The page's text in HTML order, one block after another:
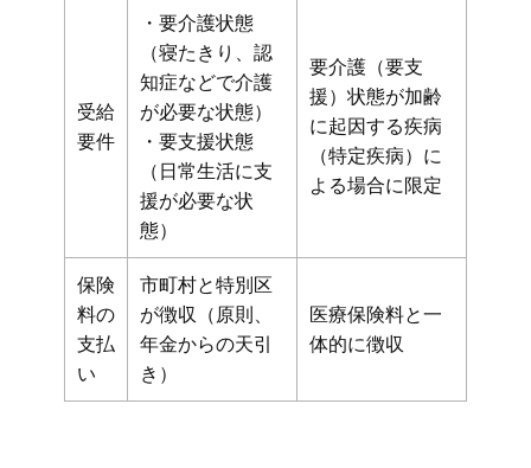
受給
要件
・要介護状態
（寝たきり、認
知症などで介護
が必要な状態）
・要支援状態
（日常生活に支
援が必要な状
態）
要介護（要支
援）状態が加齢
に起因する疾病
（特定疾病）に
よる場合に限定
保険
料の
支払
い
市町村と特別区
が徴収（原則、
年金からの天引
き）
医療保険料と一
体的に徴収